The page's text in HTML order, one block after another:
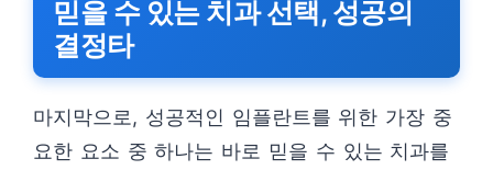
믿을 수 있는 치과 선택, 성공의
결정타
마지막으로, 성공적인 임플란트를 위한 가장 중
요한 요소 중 하나는 바로 믿을 수 있는 치과를